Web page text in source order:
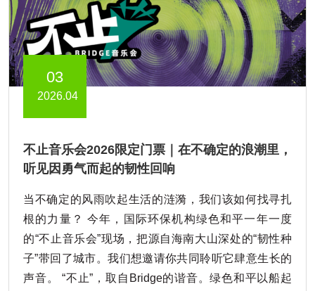
03
2026.04
不止音乐会2026限定门票｜在不确定的浪潮里，
听见因勇气而起的韧性回响
当不确定的风雨吹起生活的涟漪，我们该如何找寻扎
根的力量？ 今年，国际环保机构绿色和平一年一度
的“不止音乐会”现场，把源自海南大山深处的“韧性种
子”带回了城市。我们想邀请你共同聆听它肆意生长的
声音。 “不止”，取自Bridge的谐音。绿色和平以船起